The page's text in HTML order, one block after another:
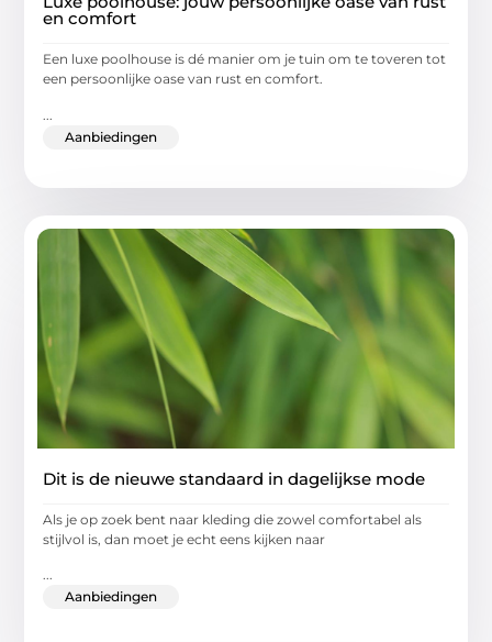
en comfort
Een luxe poolhouse is dé manier om je tuin om te toveren tot
een persoonlijke oase van rust en comfort.
Aanbiedingen
Dit is de nieuwe standaard in dagelijkse mode
Als je op zoek bent naar kleding die zowel comfortabel als
stijlvol is, dan moet je echt eens kijken naar
Aanbiedingen